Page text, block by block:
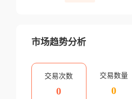
市场趋势分析
交易次数
0
交易数量
0